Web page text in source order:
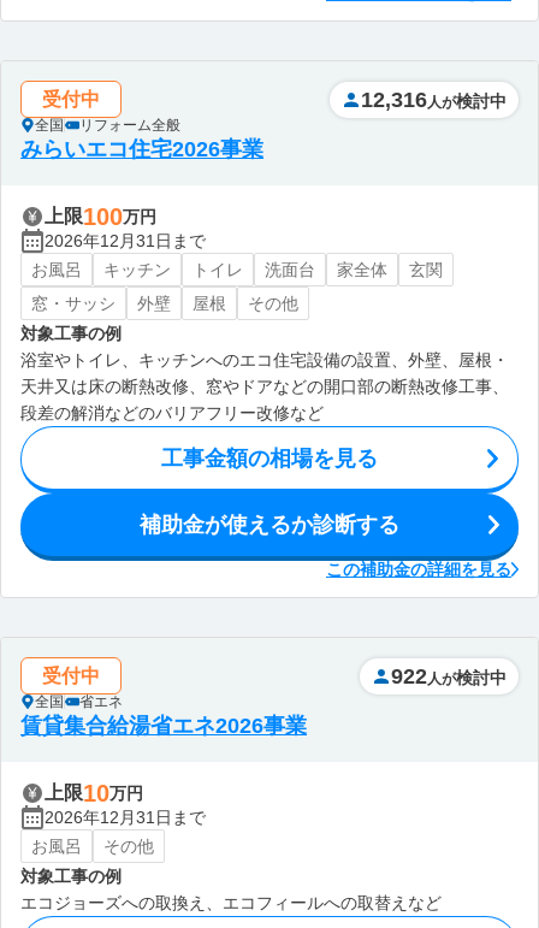
受付中
全国 リフォーム全般
12,316 人が検討中
みらいエコ住宅2026事業
上限100万円
2026年12月31日まで
お風呂
キッチン トイレ 洗面台 家全体
玄関
窓・サッシ
外壁 屋根
その他
対象工事の例
浴室やトイレ、キッチンへのエコ住宅設備の設置、外壁、屋根・
天井又は床の断熱改修、窓やドアなどの開口部の断熱改修工事、
段差の解消などのバリアフリー改修など
工事金額の相場を見る
補助金が使えるか診断する
この補助金の詳細を見る
受付中
全国 省エネ
922 人が検討中
賃貸集合給湯省エネ2026事業
上限10万円
2026年12月31日まで
お風呂
その他
対象工事の例
エコジョーズへの取換え、エコフィールへの取替えなど